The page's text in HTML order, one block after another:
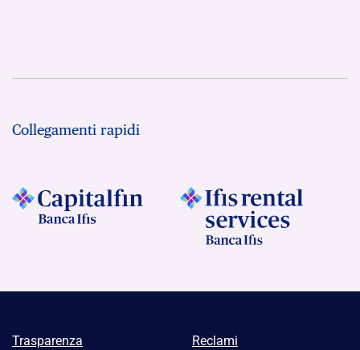
Collegamenti rapidi
Trasparenza Reclami